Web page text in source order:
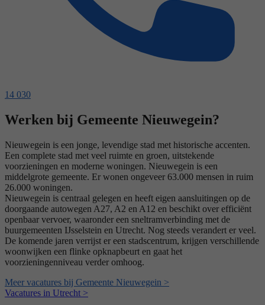
14 030
Werken bij Gemeente Nieuwegein?
Nieuwegein is een jonge, levendige stad met historische accenten.
Een complete stad met veel ruimte en groen, uitstekende
voorzieningen en moderne woningen. Nieuwegein is een
middelgrote gemeente. Er wonen ongeveer 63.000 mensen in ruim
26.000 woningen.
Nieuwegein is centraal gelegen en heeft eigen aansluitingen op de
doorgaande autowegen A27, A2 en A12 en beschikt over efficiënt
openbaar vervoer, waaronder een sneltramverbinding met de
buurgemeenten IJsselstein en Utrecht. Nog steeds verandert er veel.
De komende jaren verrijst er een stadscentrum, krijgen verschillende
woonwijken een flinke opknapbeurt en gaat het
voorzieningenniveau verder omhoog.
Meer vacatures bij Gemeente Nieuwegein >
Vacatures in Utrecht >